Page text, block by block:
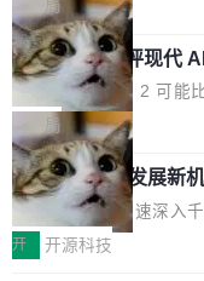
机身尺寸大幅精简。整
功率段机身尺寸十分紧
巧机身有效提升市面主
元。数字的背后是一个
业化营销服务的需求从
的同时,服务商的竞争逻
Agency年度合辑的观察
者最近的载体,在整个品
高了。全域营销服务商
度,案例厚度、全域覆盖
度宣传和欺诈。」
n 这条推文引发了广泛讨
话，他是说出了一个圈
破的事实。 Jordan 随后
「我不认为这些会议上
或造假。问题是，作为
看起来最令人兴奋的论
度宣传的。」 这才是真
都有问题，是最吸引眼
局
xAI 前工程师评现代
3 开源项目
Flash Attention 2 可能
这句话不是来自某个技
Pham 的一条推文。
的早期工程师之一，在
工作过。近日他在 X 上
认为现代 AI 领域最重要
局
共商智能硬件发展新
硬件开发者日杭州站即
随着万物智联加速深入
单点设备迈向智能化、
开 开源科技